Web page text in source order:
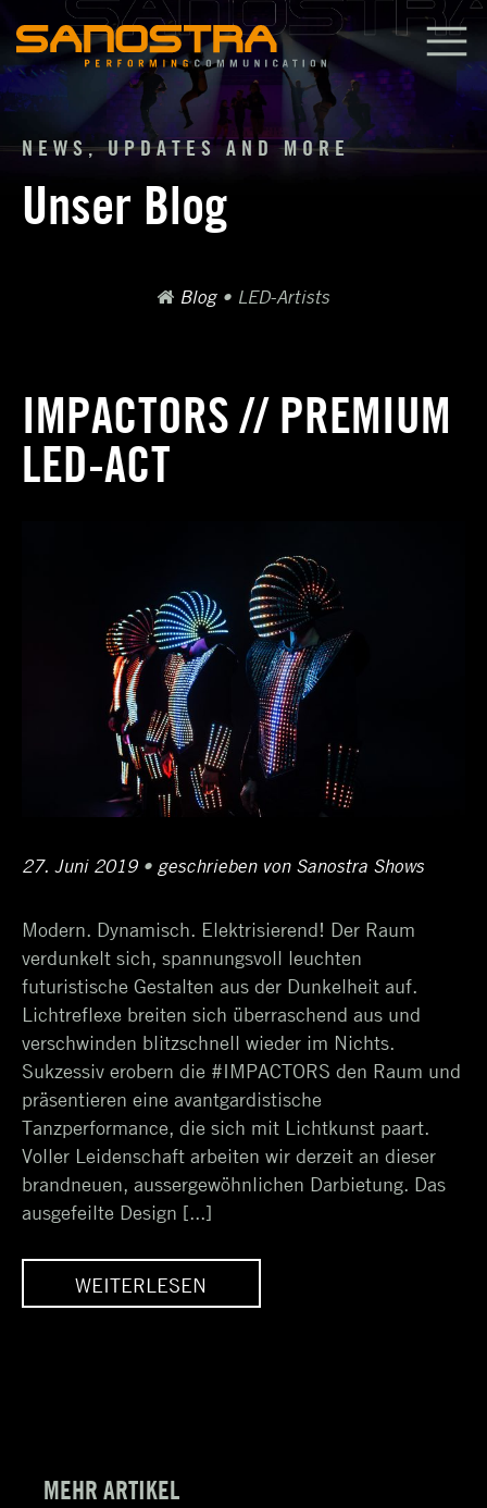
Inhalt
springen
NEWS, UPDATES AND MORE
Unser Blog
Blog • LED-Artists
Artists
IMPACTORS // PREMIUM
LED-ACT
Posted
27. Juni 20191.
2019
• Author
geschrieben von Sanostra Shows
Modern. Dynamisch. Elektrisierend! Der Raum
verdunkelt sich, spannungsvoll leuchten
futuristische Gestalten aus der Dunkelheit auf.
Lichtreflexe breiten sich überraschend aus und
verschwinden blitzschnell wieder im Nichts.
Sukzessiv erobern die #IMPACTORS den Raum und
präsentieren eine avantgardistische
Tanzperformance, die sich mit Lichtkunst paart.
Voller Leidenschaft arbeiten wir derzeit an dieser
brandneuen, aussergewöhnlichen Darbietung. Das
ausgefeilte Design [...]
WEITERLESEN
MEHR ARTIKEL